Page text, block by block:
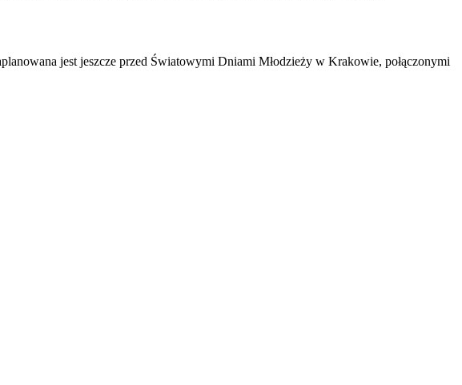
jest jeszcze przed Światowymi Dniami Młodzieży w Krakowie, połączonymi